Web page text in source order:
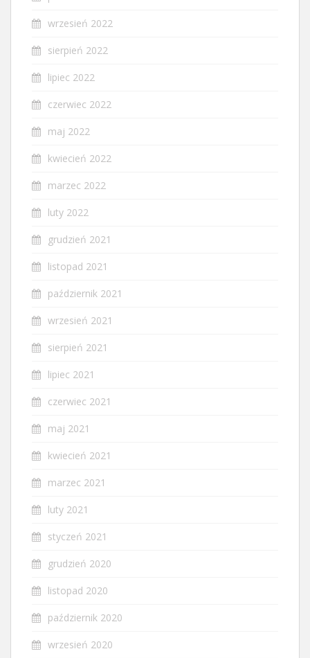
wrzesień 2022
sierpień 2022
lipiec 2022
czerwiec 2022
maj 2022
kwiecień 2022
marzec 2022
luty 2022
grudzień 2021
listopad 2021
październik 2021
wrzesień 2021
sierpień 2021
lipiec 2021
czerwiec 2021
maj 2021
kwiecień 2021
marzec 2021
luty 2021
styczeń 2021
grudzień 2020
listopad 2020
październik 2020
wrzesień 2020